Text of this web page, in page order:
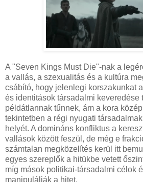
A "Seven Kings Must Die"-nak a
a vallás, a szexualitás és a kultúra
csábító, hogy jelenlegi korszakunkat
és identitások társadalmi keveredése
példátlannak tűnnek, ám a kora
tekintetben a régi nyugati
helyét. A domináns konfliktus a
vallások között feszül, de még e
számtalan megközelítés kerül itt
egyes szereplők a hitükbe vetett
míg mások politikai-társadalmi célok
manipulálják a hitet.